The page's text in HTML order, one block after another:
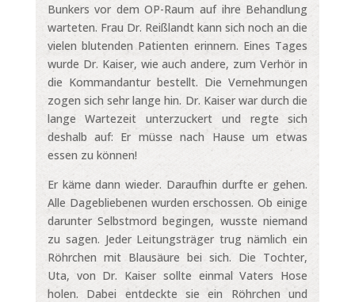
Bunkers vor dem OP-Raum auf ihre Behandlung
warteten. Frau Dr. Reißlandt kann sich noch an die
vielen blutenden Patienten erinnern. Eines Tages
wurde Dr. Kaiser, wie auch andere, zum Verhör in
die Kommandantur bestellt. Die Vernehmungen
zogen sich sehr lange hin. Dr. Kaiser war durch die
lange Wartezeit unterzuckert und regte sich
deshalb auf: Er müsse nach Hause um etwas
essen zu können!
Er käme dann wieder. Daraufhin durfte er gehen.
Alle Dagebliebenen wurden erschossen. Ob einige
darunter Selbstmord begingen, wusste niemand
zu sagen. Jeder Leitungsträger trug nämlich ein
Röhrchen mit Blausäure bei sich. Die Tochter,
Uta, von Dr. Kaiser sollte einmal Vaters Hose
holen. Dabei entdeckte sie ein Röhrchen und